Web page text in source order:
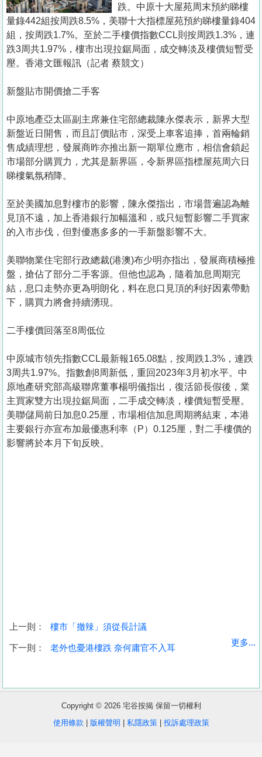
手
冊
關
於
們
收
盤
跌。中原十大屋苑周末預約睇樓
量錄442組按周跌8.5%，美聯十大指標屋苑預約睇樓量錄404
組，按周跌1.7%。至於二手樓價指數CCL則按周跌1.3%，連
跌3周共1.97%，樓市出現拉鋸局面，成交轉淡及樓價短暫受
壓。香港文匯報訊（記者 蔡競文）
新盤貼市開價搶二手客
中原地產亞太區副主席兼住宅部總裁陳永傑表示，新界大型
新盤近日開售，而且訂價貼市，深受上車客追捧，首兩輪銷
售成績理想，發展商昨亦推出新一期單位應市，相信會鎖起
市場部分購買力，尤其是新界區，令新界區指標屋苑周六日
睇樓氣氛稍降。
至於美國加息對樓市的影響，陳永傑指出，市場普遍認為離
見頂不遠，加上香港銀行加幅溫和，或只短暫影響二手買家
的入市步伐，但對優惠多多的一手新盤影響不大。
美聯物業住宅部行政總裁(港澳)布少明亦指出，發展商積極推
盤，搶佔了部分二手客源。但他也認為，隨着加息周期完
結，息口走勢亦更為明朗化，料在息口見頂的利好因素帶動
下，購買力將會持續湧現。
二手樓價回落至8周低位
中原城市領先指數CCL最新報165.08點，按周跌1.3%，連跌
3周共1.97%。指數創8周新低，重回2023年3月初水平。中
原地產研究部高級聯席董事楊明儀指出，復活節長假後，業
主買家雙方出現拉鋸局面，二手成交轉淡，樓價短暫受壓。
美聯儲局前日加息0.25厘，市場相信加息周期將結束，本港
主要銀行亦宣布加最優惠利率（P）0.125厘，對二手樓價的
影響將於本月下旬反映。
上一則： 樓市「撤辣」須從長計議
下一則： 老外也憂港樓跌 奈何庸官不入耳
更多...
Copyright © 2026 宅谷按揭 保留一切權利
使用條款
版權聲明 私隱政策| 投訴處理政策